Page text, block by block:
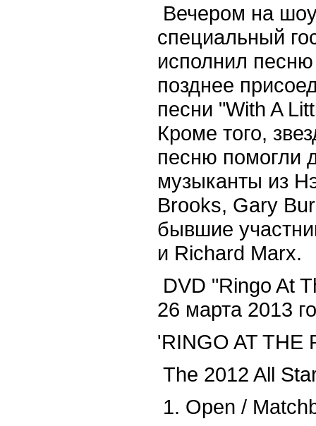
Вечером на
специальный
исполнил
позднее
песни "With A
Кроме того,
песню помогли
музыканты из
Brooks, Gary
бывшие
и Richard Marx.
DVD "Ringo At
26 марта 2013
'RINGO AT THE
The 2012 All
1. Open /